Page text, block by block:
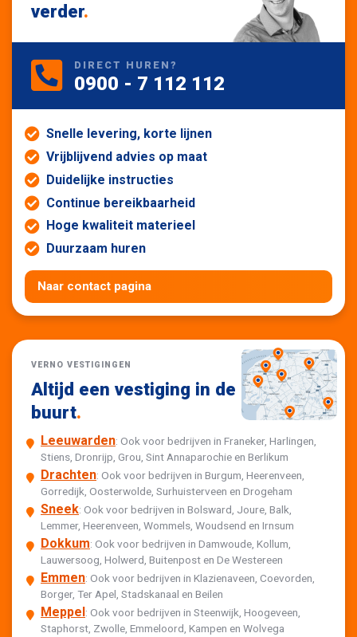
verder.
DIRECT HUREN?
0900 - 7 112 112
Snelle levering, korte lijnen
Vrijblijvend advies op maat
Duidelijke instructies
Continue bereikbaarheid
Hoge kwaliteit materieel
Duurzaam huren
Naar contact pagina
VERNO VESTIGINGEN
Altijd een vestiging in de
buurt.
Leeuwarden: Ook voor bedrijven in Franeker, Harlingen,
Stiens, Dronrijp, Grou, Sint Annaparochie en Berlikum
Drachten: Ook voor bedrijven in Burgum, Heerenveen,
Gorredijk, Oosterwolde, Surhuisterveen en Drogeham
Sneek: Ook voor bedrijven in Bolsward, Joure, Balk,
Lemmer, Heerenveen, Wommels, Woudsend en Irnsum
Dokkum: Ook voor bedrijven in Damwoude, Kollum,
Lauwersoog, Holwerd, Buitenpost en De Westereen
Emmen: Ook voor bedrijven in Klazienaveen, Coevorden,
Borger, Ter Apel, Stadskanaal en Beilen
Meppel: Ook voor bedrijven in Steenwijk, Hoogeveen,
Staphorst, Zwolle, Emmeloord, Kampen en Wolvega